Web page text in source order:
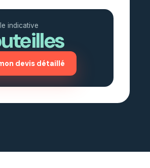
indicative
devis détaillé